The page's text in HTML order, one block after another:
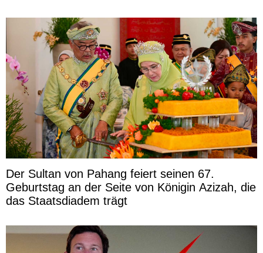
Der Sultan von Pahang feiert seinen 67.
Geburtstag an der Seite von Königin Azizah, die
das Staatsdiadem trägt